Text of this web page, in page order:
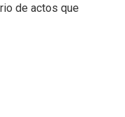
de actos que